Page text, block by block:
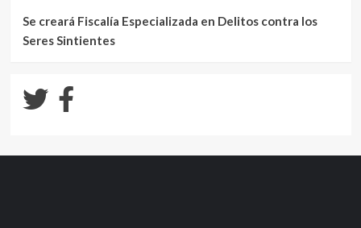
Se creará Fiscalía Especializada en Delitos contra los
Seres Sintientes